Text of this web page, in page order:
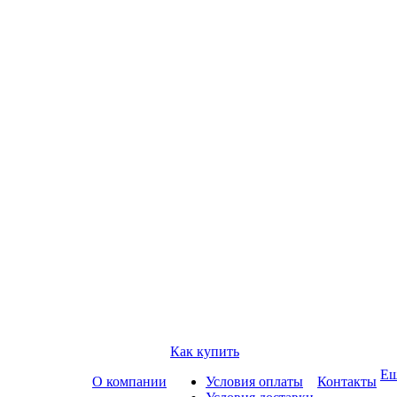
О компании
Как купить
Условия оплаты
Контакты